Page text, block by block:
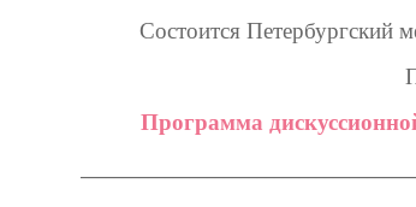
Состоится Петербургский
Программа